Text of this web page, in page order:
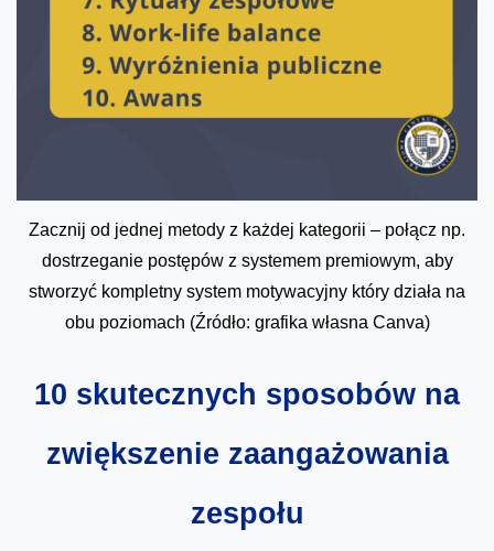
Zacznij od jednej metody z każdej kategorii – połącz np.
dostrzeganie postępów z systemem premiowym, aby
stworzyć kompletny system motywacyjny który działa na
obu poziomach (Źródło: grafika własna Canva)
10 skutecznych sposobów na
zwiększenie zaangażowania
zespołu